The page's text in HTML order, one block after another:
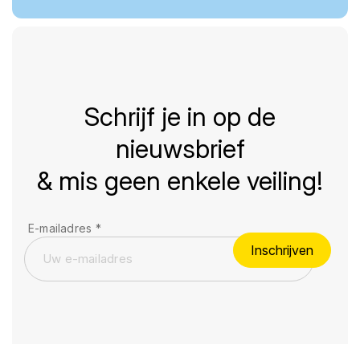
Schrijf je in op de
nieuwsbrief
& mis geen enkele veiling!
E-mailadres *
Inschrijven